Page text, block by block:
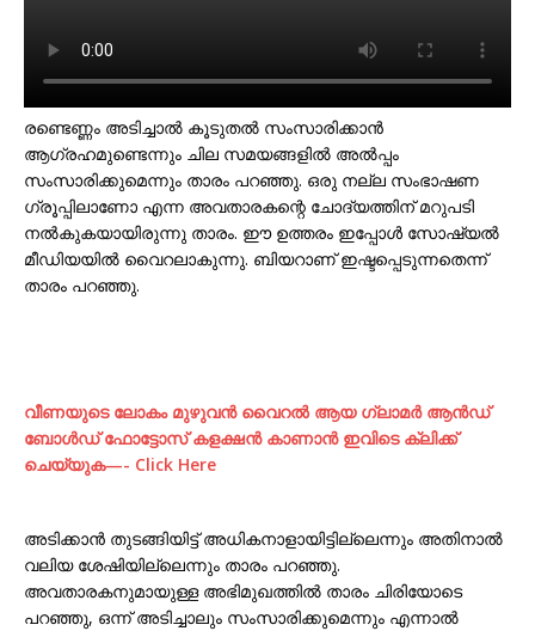
രണ്ടെണ്ണം അടിച്ചാൽ കൂടുതൽ സംസാരിക്കാൻ
ആഗ്രഹമുണ്ടെന്നും ചില സമയങ്ങളിൽ അൽപ്പം
സംസാരിക്കുമെന്നും താരം പറഞ്ഞു. ഒരു നല്ല സംഭാഷണ
ഗ്രൂപ്പിലാണോ എന്ന അവതാരകന്റെ ചോദ്യത്തിന് മറുപടി
നൽകുകയായിരുന്നു താരം. ഈ ഉത്തരം ഇപ്പോൾ സോഷ്യൽ
മീഡിയയിൽ വൈറലാകുന്നു. ബിയറാണ് ഇഷ്ടപ്പെടുന്നതെന്ന്
താരം പറഞ്ഞു.
വീണയുടെ ലോകം മുഴുവന്‍ വൈറല്‍ ആയ ഗ്ലാമര്‍ ആന്‍ഡ്‌
ബോള്‍ഡ് ഫോട്ടോസ് കളക്ഷന്‍ കാണാന്‍ ഇവിടെ ക്ലിക്ക്
ചെയ്യുക—- Click Here
അടിക്കാന്‍ തുടങ്ങിയിട്ട് അധികനാളായിട്ടില്ലെന്നും അതിനാൽ
വലിയ ശേഷിയില്ലെന്നും താരം പറഞ്ഞു.
അവതാരകനുമായുള്ള അഭിമുഖത്തിൽ താരം ചിരിയോടെ
പറഞ്ഞു, ഒന്ന് അടിച്ചാലും സംസാരിക്കുമെന്നും എന്നാൽ